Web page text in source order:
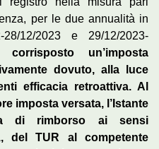
per le due annualità in
28/12/2023 e 29/12/2023-
corrisposto un’imposta
dovuto, alla luce
efficacia retroattiva. Al
imposta versata, l’Istante
di rimborso ai sensi
del TUR al competente